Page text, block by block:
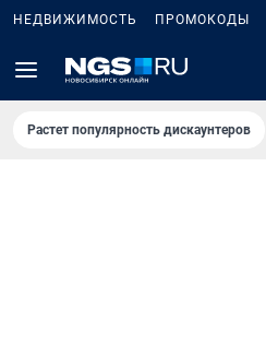
НЕДВИЖИМОСТЬ ПРОМОКОДЫ
Растет популярность дискаунтеров